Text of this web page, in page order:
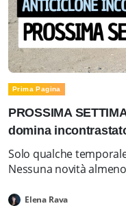
Prima Pagina
PROSSIMA
domina
Solo qualche
Nessuna novità
Elena Rava